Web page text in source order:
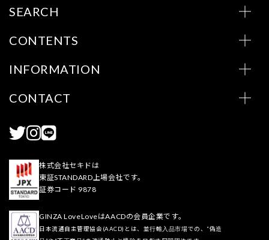
SEARCH
CONTENTS
INFORMATION
CONTACT
株式会社セキドは
東証STANDARD上場会社です。
証券コード 9878
GINZA LoveLoveはAACDの会員企業です。
日本流通自主管理協会(AACD)とは、並行輸入品市場での、“偽造